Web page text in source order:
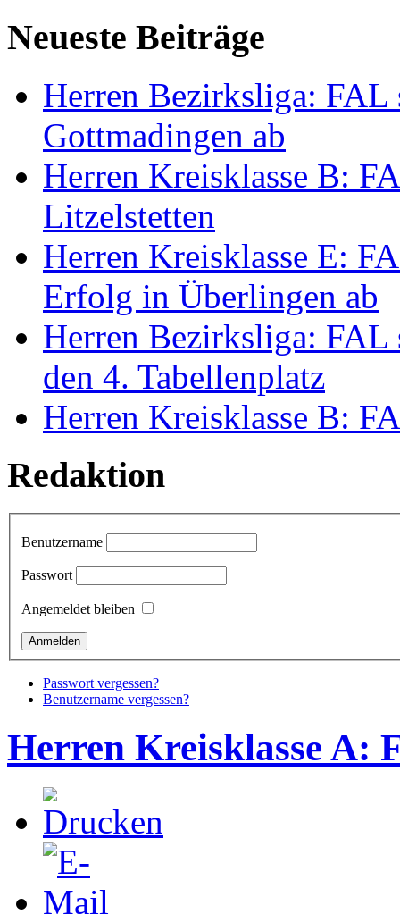
Neueste Beiträge
Herren Bezirksliga:
Gottmadingen ab
Herren Kreisklasse B:
Litzelstetten
Herren Kreisklasse E:
Erfolg in Überlingen ab
Herren Bezirksliga:
den 4. Tabellenplatz
Herren Kreisklasse B:
Redaktion
Benutzername
Passwort
Angemeldet bleiben
Passwort vergessen?
Benutzername vergessen?
Herren Kreisklasse A: